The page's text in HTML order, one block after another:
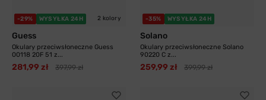
-29% WYSYŁKA 24H 2 kolory
Guess
Okulary przeciwsłoneczne Guess
00118 20F 51 z...
281,99 zł 397,99 zł
-35% WYSYŁKA 24H
Solano
Okulary przeciwsłoneczne Solano
90220 C z...
259,99 zł 399,99 zł